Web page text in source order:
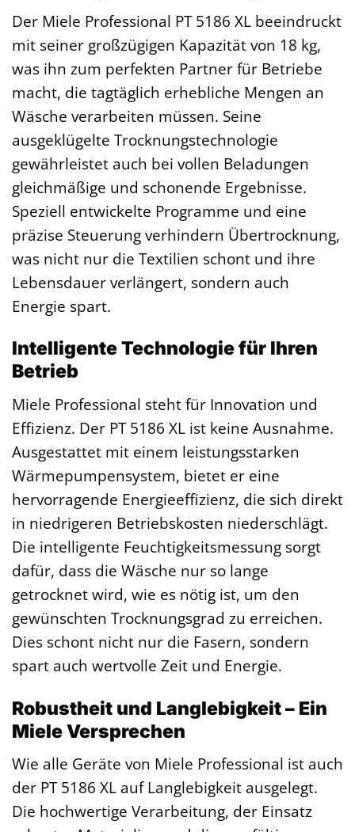
Der Miele Professional PT 5186 XL beeindruckt
mit seiner großzügigen Kapazität von 18 kg,
was ihn zum perfekten Partner für Betriebe
macht, die tagtäglich erhebliche Mengen an
Wäsche verarbeiten müssen. Seine
ausgeklügelte Trocknungstechnologie
gewährleistet auch bei vollen Beladungen
gleichmäßige und schonende Ergebnisse.
Speziell entwickelte Programme und eine
präzise Steuerung verhindern Übertrocknung,
was nicht nur die Textilien schont und ihre
Lebensdauer verlängert, sondern auch
Energie spart.
Intelligente Technologie für Ihren
Betrieb
Miele Professional steht für Innovation und
Effizienz. Der PT 5186 XL ist keine Ausnahme.
Ausgestattet mit einem leistungsstarken
Wärmepumpensystem, bietet er eine
hervorragende Energieeffizienz, die sich direkt
in niedrigeren Betriebskosten niederschlägt.
Die intelligente Feuchtigkeitsmessung sorgt
dafür, dass die Wäsche nur so lange
getrocknet wird, wie es nötig ist, um den
gewünschten Trocknungsgrad zu erreichen.
Dies schont nicht nur die Fasern, sondern
spart auch wertvolle Zeit und Energie.
Robustheit und Langlebigkeit – Ein
Miele Versprechen
Wie alle Geräte von Miele Professional ist auch
der PT 5186 XL auf Langlebigkeit ausgelegt.
Die hochwertige Verarbeitung, der Einsatz